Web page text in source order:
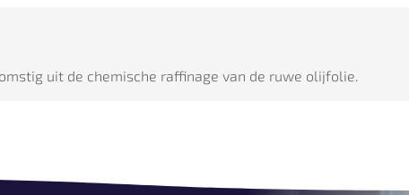
uit de chemische raffinage van de ruwe olijfolie.